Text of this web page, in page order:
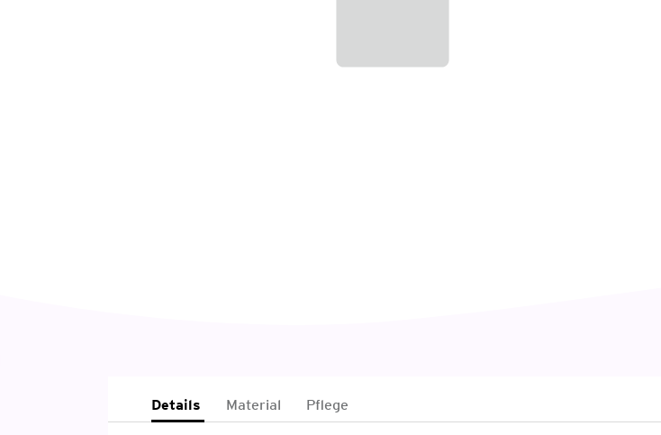
Details Material Pflege